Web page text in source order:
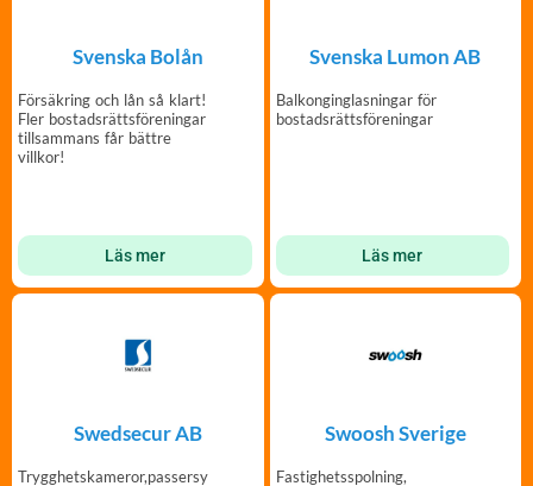
Svenska Bolån
Försäkring och lån så klart!
Fler bostadsrättsföreningar
tillsammans får bättre
villkor!
Läs mer
Svenska Lumon AB
Balkonginglasningar för
bostadsrättsföreningar
Läs mer
Swedsecur AB
Trygghetskameror,passersy
Swoosh Sverige
Fastighetsspolning,